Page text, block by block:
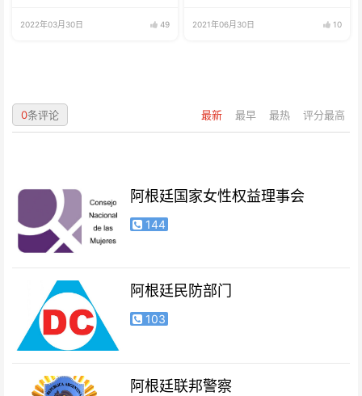
2022年03月30日 49 2021年06月30日 10
最新 最早 最热 评分最高
0条评论
阿根廷国家女性权益理事会
144
阿根廷民防部门
103
阿根廷联邦警察